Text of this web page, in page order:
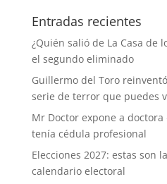
Entradas recientes
¿Quién salió de La Casa de
el segundo eliminado
Guillermo del Toro
serie de terror que puedes
Mr Doctor expone a
tenía cédula profesional
Elecciones 2027: estas son
calendario electoral